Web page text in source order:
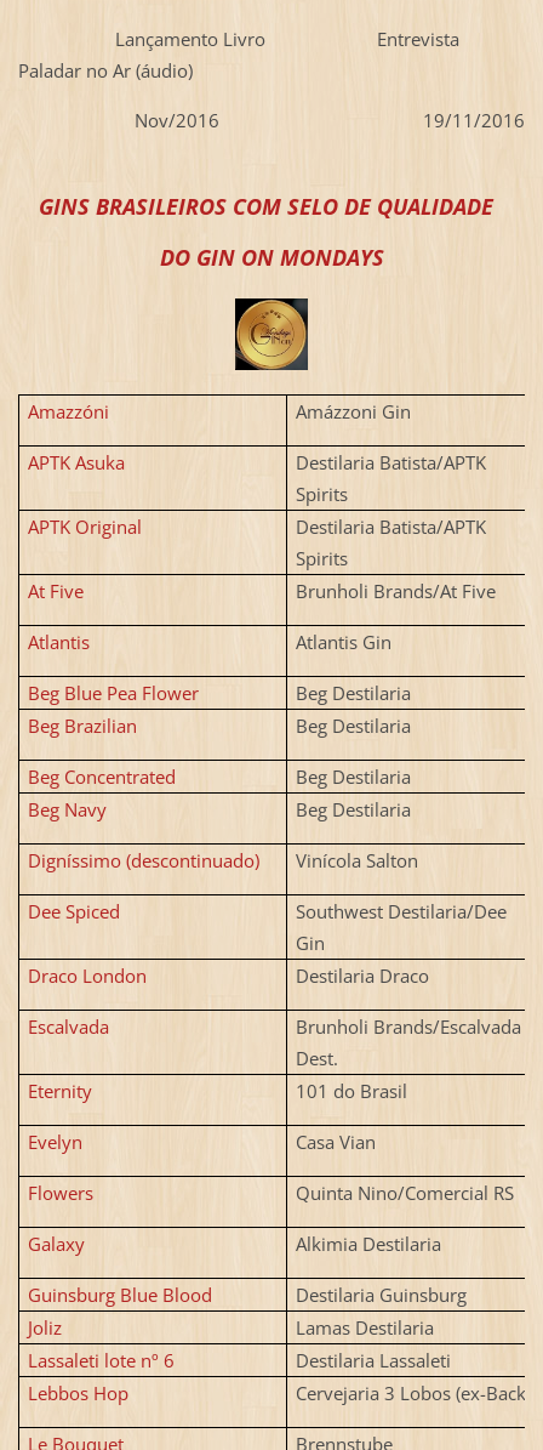
Lançamento Livro Entrevista
Paladar no Ar (áudio)
Nov/2016 19/11/2016
GINS BRASILEIROS COM SELO DE QUALIDADE
DO GIN ON MONDAYS
Amazzóni Amázzoni Gin
APTK Asuka
Destilaria Batista/APTK
Spirits
APTK Original
Destilaria Batista/APTK
Spirits
At Five
Brunholi Brands/At Five
Atlantis Atlantis Gin
Beg Blue Pea Flower
Beg Destilaria
Beg Brazilian
Beg Destilaria
Beg Concentrated
Beg Destilaria
Beg Navy
Beg Destilaria
Digníssimo (descontinuado) Vinícola Salton
Dee Spiced
Southwest Destilaria/Dee
Gin
Draco London
Destilaria Draco
Escalvada
Brunholi Brands/Escalvada
Dest.
Eternity
101 do Brasil
Evelyn Casa Vian
Flowers Quinta Nino/Comercial RS
Galaxy Alkimia Destilaria
Guinsburg Blue Blood
Destilaria Guinsburg
Joliz
Lamas Destilaria
Lassaleti lote nº 6
Destilaria Lassaleti
Lebbos Hop
Cervejaria 3 Lobos (ex-
Le Bouquet Brennstube